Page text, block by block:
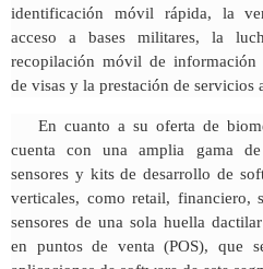
identificación móvil rápida, la
acceso a bases militares, la
recopilación móvil de información
de visas y la prestación de servicios
En cuanto a su oferta de
cuenta con una amplia gama de
sensores y kits de desarrollo de
verticales, como retail, financiero,
sensores de una sola huella
en puntos de venta (POS), que